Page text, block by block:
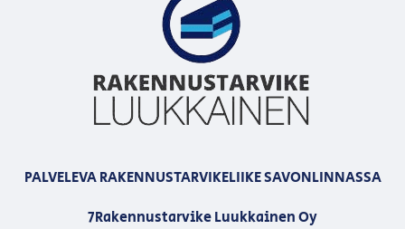
PALVELEVA RAKENNUSTARVIKELIIKE SAVONLINNASSA
7Rakennustarvike Luukkainen Oy